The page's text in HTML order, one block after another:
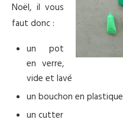
Noël, il vous
faut donc :
un pot
en verre,
vide et lavé
un bouchon en plastique
un cutter